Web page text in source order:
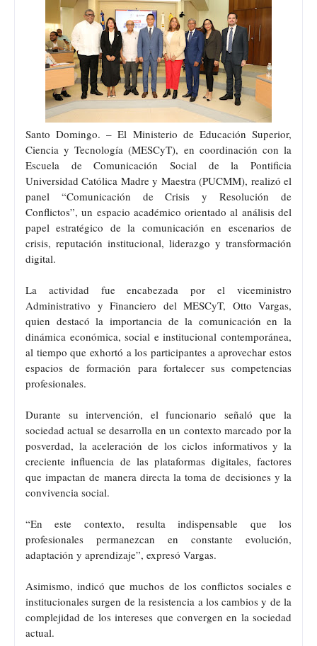
Santo Domingo. – El Ministerio de Educación Superior,
Ciencia y Tecnología (MESCyT), en coordinación con la
Escuela de Comunicación Social de la Pontificia
Universidad Católica Madre y Maestra (PUCMM), realizó el
panel “Comunicación de Crisis y Resolución de
Conflictos”, un espacio académico orientado al análisis del
papel estratégico de la comunicación en escenarios de
crisis, reputación institucional, liderazgo y transformación
digital.
La actividad fue encabezada por el viceministro
Administrativo y Financiero del MESCyT, Otto Vargas,
quien destacó la importancia de la comunicación en la
dinámica económica, social e institucional contemporánea,
al tiempo que exhortó a los participantes a aprovechar estos
espacios de formación para fortalecer sus competencias
profesionales.
Durante su intervención, el funcionario señaló que la
sociedad actual se desarrolla en un contexto marcado por la
posverdad, la aceleración de los ciclos informativos y la
creciente influencia de las plataformas digitales, factores
que impactan de manera directa la toma de decisiones y la
convivencia social.
“En este contexto, resulta indispensable que los
profesionales permanezcan en constante evolución,
adaptación y aprendizaje”, expresó Vargas.
Asimismo, indicó que muchos de los conflictos sociales e
institucionales surgen de la resistencia a los cambios y de la
complejidad de los intereses que convergen en la sociedad
actual.